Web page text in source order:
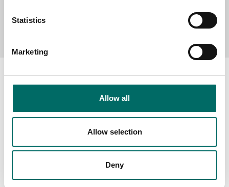
Statistics
Marketing
Allow all
Allow selection
Deny
Send message
About
The Kamasa Tools warranty
Distributors